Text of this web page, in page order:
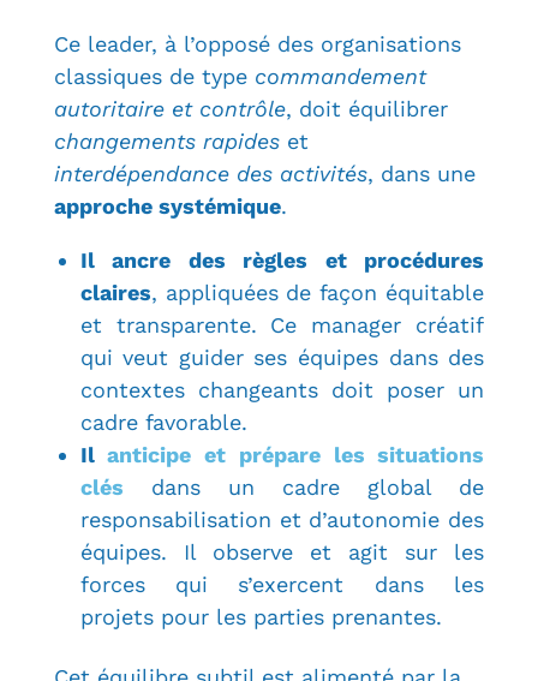
Ce leader, à l’opposé des organisations
classiques de type commandement
autoritaire et contrôle, doit équilibrer
changements rapideset
interdépendance des activités, dans une
approche systémique.
Il ancre des règles et procédures
claires, appliquées de façon équitable
et transparente. Ce manager créatif
qui veut guider ses équipes dans des
contextes changeants doit poser un
cadre favorable.
Ilanticipe et prépare les situations
clés dans un cadre global de
responsabilisation et d’autonomie des
équipes. Il observe et agit sur les
forces qui s’exercent dans les
projets pour les parties prenantes.